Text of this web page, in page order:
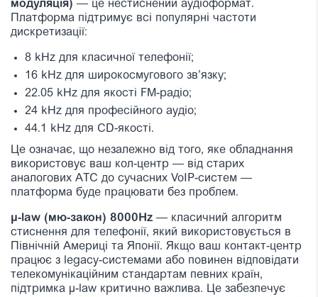
модуляція) — це нестиснений аудіоформат.
Платформа підтримує всі популярні частоти
дискретизації:
8 kHz для класичної телефонії;
16 kHz для широкосмугового зв’язку;
22.05 kHz для якості FM-радіо;
24 kHz для професійного аудіо;
44.1 kHz для CD-якості.
Це означає, що незалежно від того, яке обладнання
використовує ваш кол-центр — від старих
аналогових АТС до сучасних VoIP-систем —
платформа буде працювати без проблем.
μ-law (мю-закон) 8000Hz — класичний алгоритм
стиснення для телефонії, який використовується в
Північній Америці та Японії. Якщо ваш контакт-центр
працює з legacy-системами або повинен відповідати
телекомунікаційним стандартам певних країн,
підтримка μ-law критично важлива. Це забезпечує